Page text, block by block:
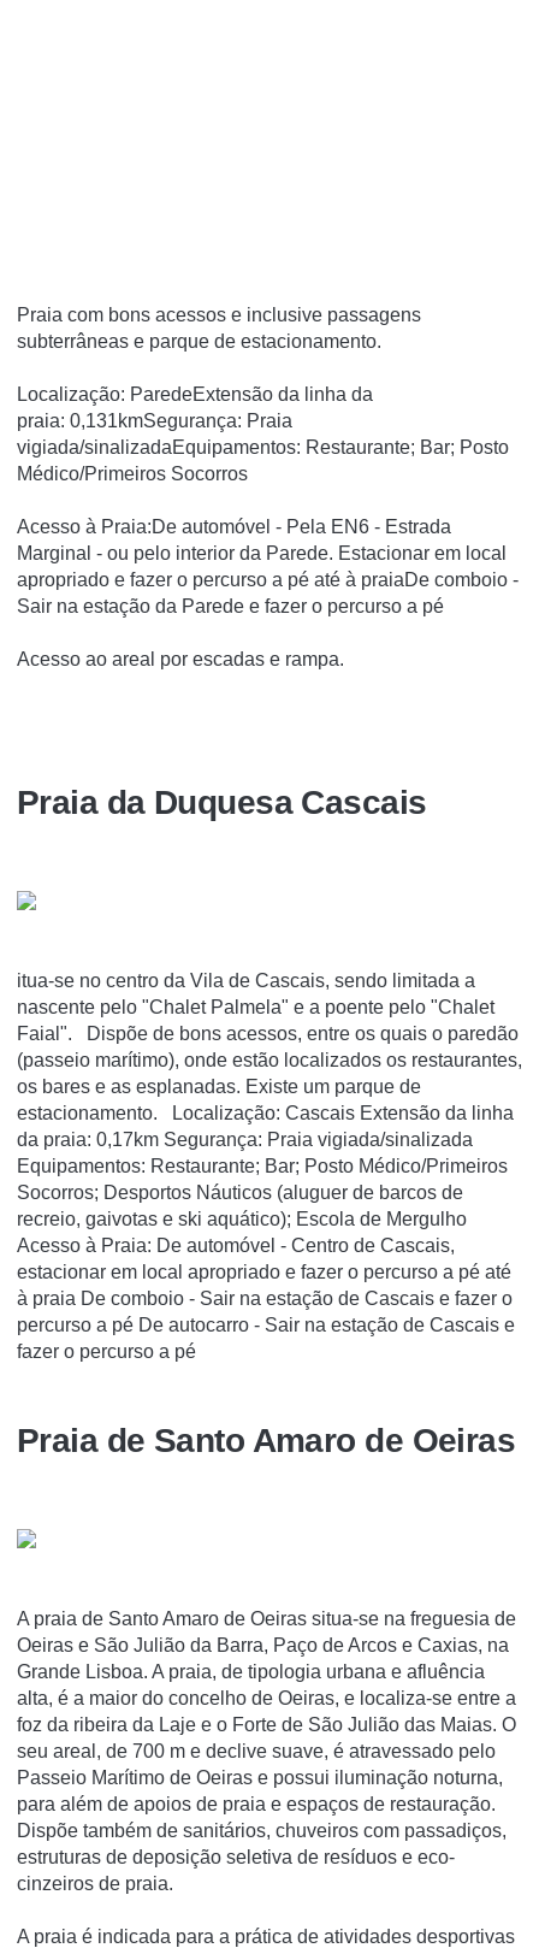
Praia com bons acessos e inclusive passagens
subterrâneas e parque de estacionamento.
Localização: ParedeExtensão da linha da
praia: 0,131kmSegurança: Praia
vigiada/sinalizadaEquipamentos: Restaurante; Bar; Posto
Médico/Primeiros Socorros
Acesso à Praia:De automóvel - Pela EN6 - Estrada
Marginal - ou pelo interior da Parede. Estacionar em local
apropriado e fazer o percurso a pé até à praiaDe comboio -
Sair na estação da Parede e fazer o percurso a pé
Acesso ao areal por escadas e rampa.
Praia da Duquesa Cascais
itua-se no centro da Vila de Cascais, sendo limitada a
nascente pelo "Chalet Palmela" e a poente pelo "Chalet
Faial". Dispõe de bons acessos, entre os quais o paredão
(passeio marítimo), onde estão localizados os restaurantes,
os bares e as esplanadas. Existe um parque de
estacionamento. Localização: Cascais Extensão da linha
da praia: 0,17km Segurança: Praia vigiada/sinalizada
Equipamentos: Restaurante; Bar; Posto Médico/Primeiros
Socorros; Desportos Náuticos (aluguer de barcos de
recreio, gaivotas e ski aquático); Escola de Mergulho
Acesso à Praia: De automóvel - Centro de Cascais,
estacionar em local apropriado e fazer o percurso a pé até
à praia De comboio - Sair na estação de Cascais e fazer o
percurso a pé De autocarro - Sair na estação de Cascais e
fazer o percurso a pé
Praia de Santo Amaro de Oeiras
A praia de Santo Amaro de Oeiras situa-se na freguesia de
Oeiras e São Julião da Barra, Paço de Arcos e Caxias, na
Grande Lisboa. A praia, de tipologia urbana e afluência
alta, é a maior do concelho de Oeiras, e localiza-se entre a
foz da ribeira da Laje e o Forte de São Julião das Maias. O
seu areal, de 700 m e declive suave, é atravessado pelo
Passeio Marí­timo de Oeiras e possui iluminação noturna,
para além de apoios de praia e espaços de restauração.
Dispõe também de sanitários, chuveiros com passadiços,
estruturas de deposição seletiva de resí­duos e eco-
cinzeiros de praia.
A praia é indicada para a prática de atividades desportivas